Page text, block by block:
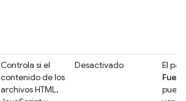
Controla si el
contenido de los
archivos HTML,
Desactivado
El